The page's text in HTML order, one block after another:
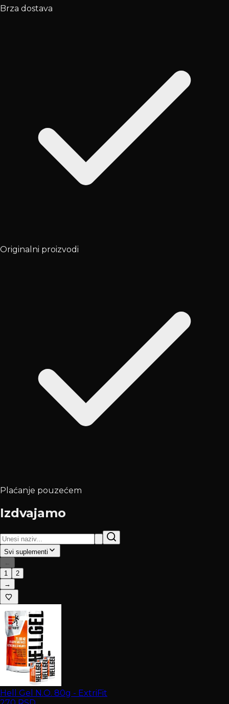
Brza dostava
Originalni proizvodi
Plaćanje pouzećem
Izdvajamo
Svi suplementi
←
1
2
→
Hell Gel N.O. 80g - ExtriFit